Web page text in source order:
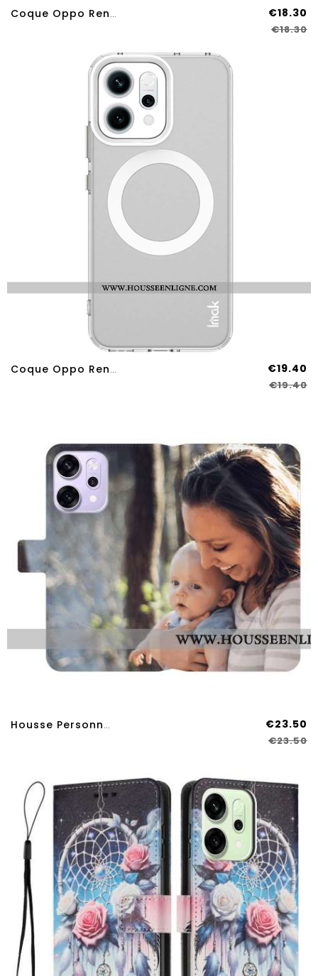
Coque Oppo Reno 14 Pro 5G Fleurs Strass €18.30
€18.30
Coque Oppo Reno 14 Pro 5G Compatible MagSafe €19.40
€19.40
Housse Personnalisée Oppo Reno 14 Pro 5G €23.50
€23.50